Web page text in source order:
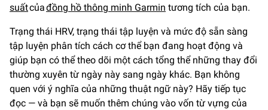
suấtcủađồng hồ thông minh Garmin tương tích của bạn.
Trạng thái HRV, trạng thái tập luyện và mức độ sẵn sàng
tập luyện phân tích cách cơ thể bạn đang hoạt động và
giúp bạn có thể theo dõi một cách tổng thể những thay đổi
thường xuyên từ ngày này sang ngày khác. Bạn không
quen với ý nghĩa của những thuật ngữ này? Hãy tiếp tục
đọc — và bạn sẽ muốn thêm chúng vào vốn từ vựng của